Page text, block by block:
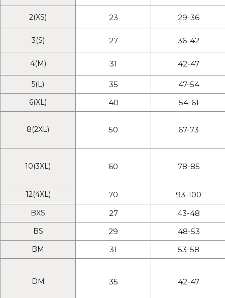
2(XS) 23 29-36
3(S) 27 36-42
4(M) 31 42-47
5(L) 35 47-54
6(XL) 40 54-61
8(2XL) 50 67-73
10(3XL) 60 78-85
12(4XL) 70 93-100
BXS 27 43-48
BS 29 48-53
BM 31 53-58
DM 35 42-47